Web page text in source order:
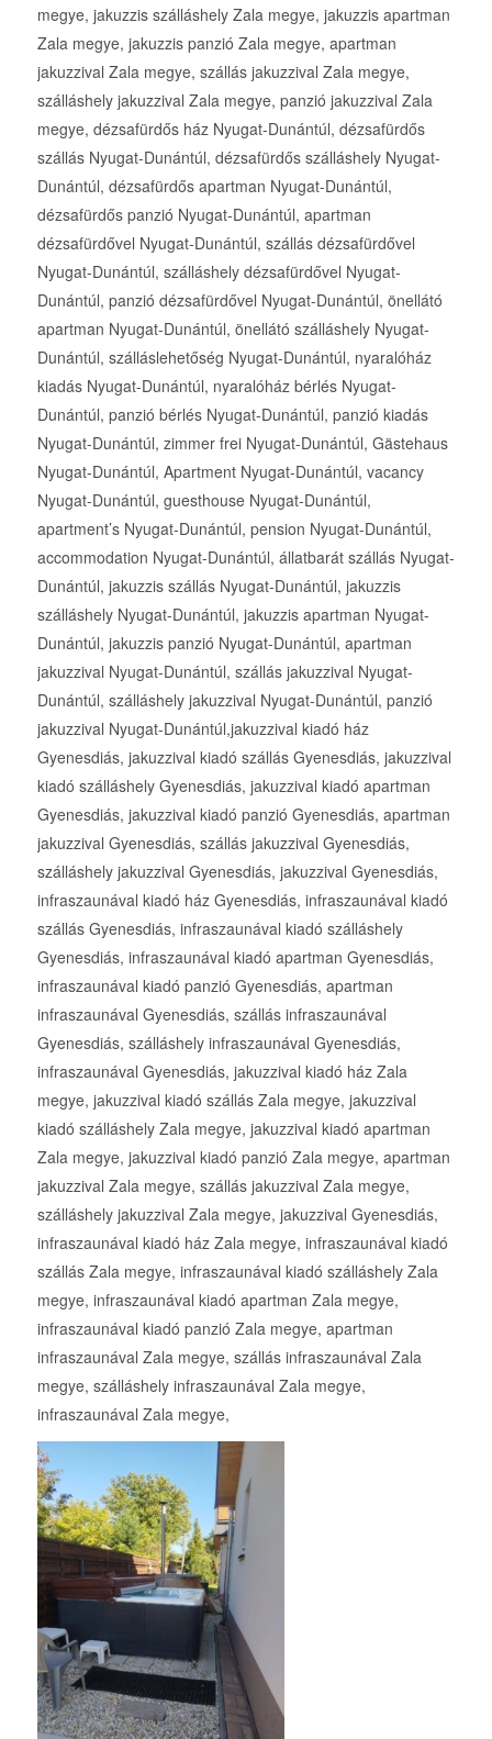
megye, jakuzzis szálláshely Zala megye, jakuzzis apartman
Zala megye, jakuzzis panzió Zala megye, apartman
jakuzzival Zala megye, szállás jakuzzival Zala megye,
szálláshely jakuzzival Zala megye, panzió jakuzzival Zala
megye, dézsafürdős ház Nyugat-Dunántúl, dézsafürdős
szállás Nyugat-Dunántúl, dézsafürdős szálláshely Nyugat-
Dunántúl, dézsafürdős apartman Nyugat-Dunántúl,
dézsafürdős panzió Nyugat-Dunántúl, apartman
dézsafürdővel Nyugat-Dunántúl, szállás dézsafürdővel
Nyugat-Dunántúl, szálláshely dézsafürdővel Nyugat-
Dunántúl, panzió dézsafürdővel Nyugat-Dunántúl, önellátó
apartman Nyugat-Dunántúl, önellátó szálláshely Nyugat-
Dunántúl, szálláslehetőség Nyugat-Dunántúl, nyaralóház
kiadás Nyugat-Dunántúl, nyaralóház bérlés Nyugat-
Dunántúl, panzió bérlés Nyugat-Dunántúl, panzió kiadás
Nyugat-Dunántúl, zimmer frei Nyugat-Dunántúl, Gästehaus
Nyugat-Dunántúl, Apartment Nyugat-Dunántúl, vacancy
Nyugat-Dunántúl, guesthouse Nyugat-Dunántúl,
apartment’s Nyugat-Dunántúl, pension Nyugat-Dunántúl,
accommodation Nyugat-Dunántúl, állatbarát szállás Nyugat-
Dunántúl, jakuzzis szállás Nyugat-Dunántúl, jakuzzis
szálláshely Nyugat-Dunántúl, jakuzzis apartman Nyugat-
Dunántúl, jakuzzis panzió Nyugat-Dunántúl, apartman
jakuzzival Nyugat-Dunántúl, szállás jakuzzival Nyugat-
Dunántúl, szálláshely jakuzzival Nyugat-Dunántúl, panzió
jakuzzival Nyugat-Dunántúl,jakuzzival kiadó ház
Gyenesdiás, jakuzzival kiadó szállás Gyenesdiás, jakuzzival
kiadó szálláshely Gyenesdiás, jakuzzival kiadó apartman
Gyenesdiás, jakuzzival kiadó panzió Gyenesdiás, apartman
jakuzzival Gyenesdiás, szállás jakuzzival Gyenesdiás,
szálláshely jakuzzival Gyenesdiás, jakuzzival Gyenesdiás,
infraszaunával kiadó ház Gyenesdiás, infraszaunával kiadó
szállás Gyenesdiás, infraszaunával kiadó szálláshely
Gyenesdiás, infraszaunával kiadó apartman Gyenesdiás,
infraszaunával kiadó panzió Gyenesdiás, apartman
infraszaunával Gyenesdiás, szállás infraszaunával
Gyenesdiás, szálláshely infraszaunával Gyenesdiás,
infraszaunával Gyenesdiás, jakuzzival kiadó ház Zala
megye, jakuzzival kiadó szállás Zala megye, jakuzzival
kiadó szálláshely Zala megye, jakuzzival kiadó apartman
Zala megye, jakuzzival kiadó panzió Zala megye, apartman
jakuzzival Zala megye, szállás jakuzzival Zala megye,
szálláshely jakuzzival Zala megye, jakuzzival Gyenesdiás,
infraszaunával kiadó ház Zala megye, infraszaunával kiadó
szállás Zala megye, infraszaunával kiadó szálláshely Zala
megye, infraszaunával kiadó apartman Zala megye,
infraszaunával kiadó panzió Zala megye, apartman
infraszaunával Zala megye, szállás infraszaunával Zala
megye, szálláshely infraszaunával Zala megye,
infraszaunával Zala megye,